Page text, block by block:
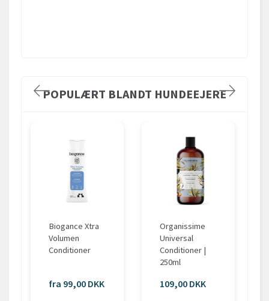
POPULÆRT BLANDT HUNDEEJERE
Biogance Xtra
Volumen
Conditioner
fra 99,00 DKK
Organissime
Universal
Conditioner |
250ml
109,00 DKK